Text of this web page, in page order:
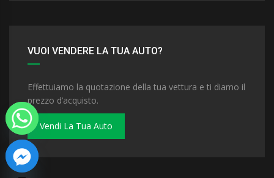
VUOI VENDERE LA TUA AUTO?
Effettuiamo la quotazione della tua vettura e ti diamo il
prezzo d’acquisto.
Vendi La Tua Auto